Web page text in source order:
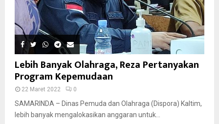
Lebih Banyak Olahraga, Reza Pertanyakan
Program Kepemudaan
22 Maret 2022 0
SAMARINDA – Dinas Pemuda dan Olahraga (Dispora) Kaltim,
lebih banyak mengalokasikan anggaran untuk...